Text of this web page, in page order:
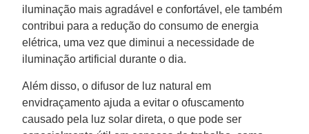
iluminação mais agradável e confortável, ele também
contribui para a redução do consumo de energia
elétrica, uma vez que diminui a necessidade de
iluminação artificial durante o dia.
Além disso, o difusor de luz natural em
envidraçamento ajuda a evitar o ofuscamento
causado pela luz solar direta, o que pode ser